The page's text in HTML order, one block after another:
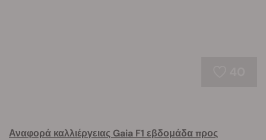
Αναφορά καλλιέργειας Gaia F1 εβδομάδα προς